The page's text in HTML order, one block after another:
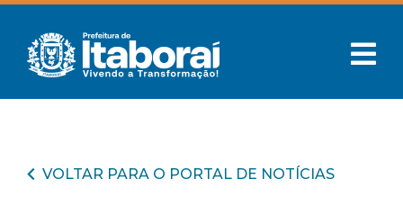
VOLTAR PARA O PORTAL DE NOTÍCIAS